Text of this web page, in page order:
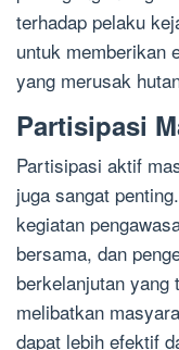
terhadap pelaku
untuk memberikan
yang merusak
Partisipasi
Partisipasi aktif
juga sangat
kegiatan
bersama, dan
berkelanjutan yang
melibatkan
dapat lebih efektif